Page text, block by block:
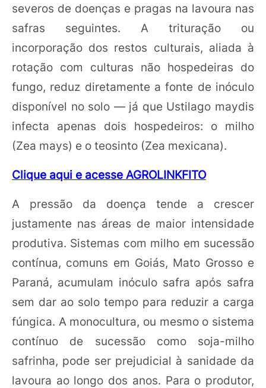
severos de doenças e pragas na lavoura nas
safras seguintes. A trituração ou
incorporação dos restos culturais, aliada à
rotação com culturas não hospedeiras do
fungo, reduz diretamente a fonte de inóculo
disponível no solo — já que Ustilago maydis
infecta apenas dois hospedeiros: o milho
(Zea mays) e o teosinto (Zea mexicana).
Clique aqui e acesse AGROLINKFITO
A pressão da doença tende a crescer
justamente nas áreas de maior intensidade
produtiva. Sistemas com milho em sucessão
contínua, comuns em Goiás, Mato Grosso e
Paraná, acumulam inóculo safra após safra
sem dar ao solo tempo para reduzir a carga
fúngica. A monocultura, ou mesmo o sistema
contínuo de sucessão como soja-milho
safrinha, pode ser prejudicial à sanidade da
lavoura ao longo dos anos. Para o produtor,